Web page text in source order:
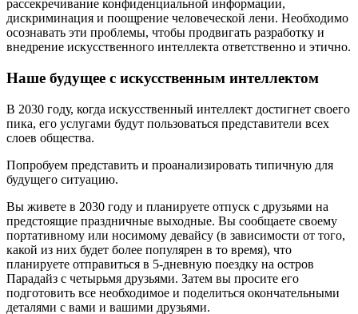
рассекречивание конфиденциальной информации,
дискриминация и поощрение человеческой лени. Необходимо
осознавать эти проблемы, чтобы продвигать разработку и
внедрение искусственного интеллекта ответственно и этично.
Наше будущее с искусственным интеллектом
В 2030 году, когда искусственный интеллект достигнет своего
пика, его услугами будут пользоваться представители всех
слоев общества.
Попробуем представить и проанализировать типичную для
будущего ситуацию.
Вы живете в 2030 году и планируете отпуск с друзьями на
предстоящие праздничные выходные. Вы сообщаете своему
портативному или носимому девайсу (в зависимости от того,
какой из них будет более популярен в то время), что
планируете отправиться в 5-дневную поездку на остров
Парадайз с четырьмя друзьями. Затем вы просите его
подготовить все необходимое и поделиться окончательными
деталями с вами и вашими друзьями.